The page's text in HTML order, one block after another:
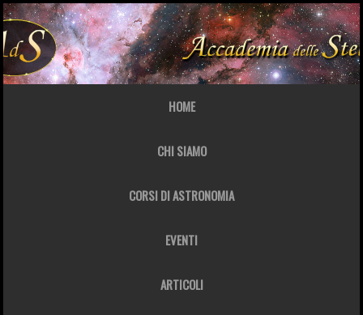
HOME
CHI SIAMO
CORSI DI ASTRONOMIA
EVENTI
ARTICOLI